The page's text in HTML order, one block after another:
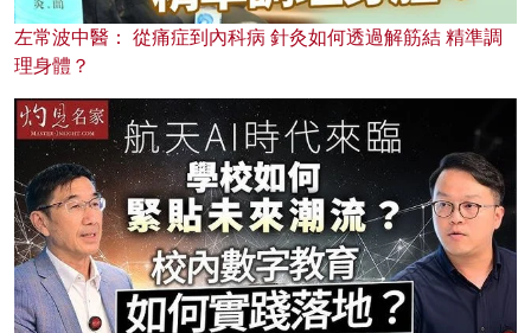
左常波中醫： 從痛症到內科病 針灸如何透過解筋結 精準調
理身體？